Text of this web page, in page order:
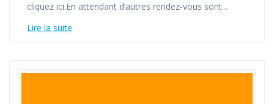
cliquez ici.En attendant d’autres rendez-vous sont…
Lire la suite